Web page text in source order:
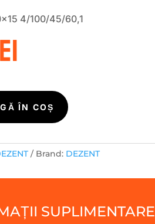
4/100/45/60,1
ÎN COȘ
Brand: DEZENT
SUPLIMENTARE